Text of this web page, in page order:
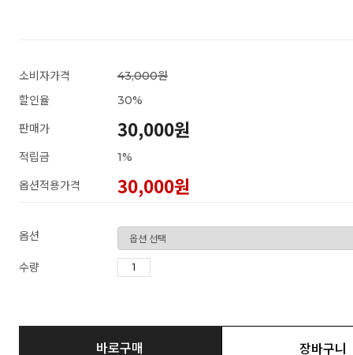
소비자가격
43,000원
할인율
30%
판매가
30,000원
적립금
1%
옵션적용가격
30,000원
옵션
수량
바로구매 장바구니